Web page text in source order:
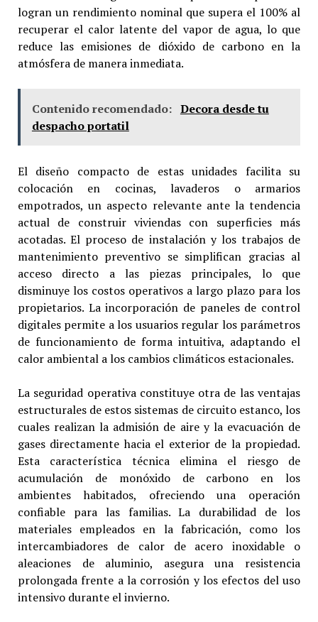
logran un rendimiento nominal que supera el 100% al
recuperar el calor latente del vapor de agua, lo que
reduce las emisiones de dióxido de carbono en la
atmósfera de manera inmediata.
Contenido recomendado: Decora desde tu
despacho portatil
El diseño compacto de estas unidades facilita su
colocación en cocinas, lavaderos o armarios
empotrados, un aspecto relevante ante la tendencia
actual de construir viviendas con superficies más
acotadas. El proceso de instalación y los trabajos de
mantenimiento preventivo se simplifican gracias al
acceso directo a las piezas principales, lo que
disminuye los costos operativos a largo plazo para los
propietarios. La incorporación de paneles de control
digitales permite a los usuarios regular los parámetros
de funcionamiento de forma intuitiva, adaptando el
calor ambiental a los cambios climáticos estacionales.
La seguridad operativa constituye otra de las ventajas
estructurales de estos sistemas de circuito estanco, los
cuales realizan la admisión de aire y la evacuación de
gases directamente hacia el exterior de la propiedad.
Esta característica técnica elimina el riesgo de
acumulación de monóxido de carbono en los
ambientes habitados, ofreciendo una operación
confiable para las familias. La durabilidad de los
materiales empleados en la fabricación, como los
intercambiadores de calor de acero inoxidable o
aleaciones de aluminio, asegura una resistencia
prolongada frente a la corrosión y los efectos del uso
intensivo durante el invierno.